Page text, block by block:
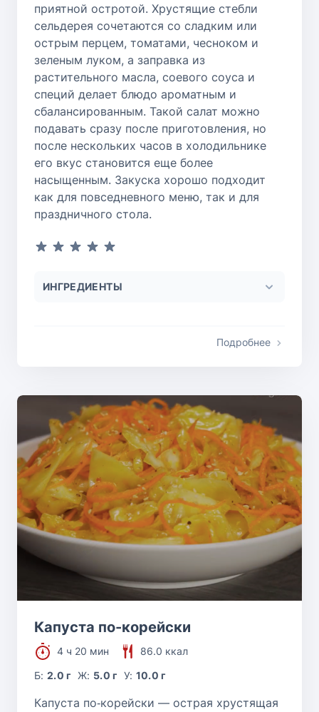
приятной остротой. Хрустящие стебли
сельдерея сочетаются со сладким или
острым перцем, томатами, чесноком и
зеленым луком, а заправка из
растительного масла, соевого соуса и
специй делает блюдо ароматным и
сбалансированным. Такой салат можно
подавать сразу после приготовления, но
после нескольких часов в холодильнике
его вкус становится еще более
насыщенным. Закуска хорошо подходит
как для повседневного меню, так и для
праздничного стола.
ИНГРЕДИЕНТЫ
Подробнее
Капуста по-корейски
4 ч 20 мин
86.0 ккал
Б:2.0 г Ж: 5.0 г У: 10.0 г
Капуста по‑корейски — острая хрустящая